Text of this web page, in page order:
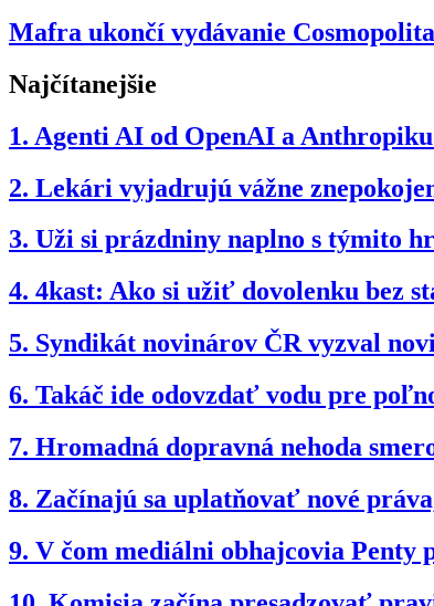
Mafra ukončí vydávanie
Najčítanejšie
1. Agenti AI od OpenAI a
2. Lekári vyjadrujú vážne
3. Uži si prázdniny naplno s týmito
4. 4kast: Ako si užiť dovolenku bez
5. Syndikát novinárov ČR vyzval
6. Takáč ide odovzdať vodu pre
7. Hromadná dopravná nehoda
8. Začínajú sa uplatňovať nové
9. V čom mediálni obhajcovia